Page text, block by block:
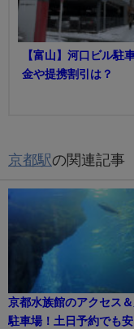
【富山】河口ビル駐
金や提携割引は？
京都駅の関連記事
京都水族館のアクセス
駐車場！土日予約でも安